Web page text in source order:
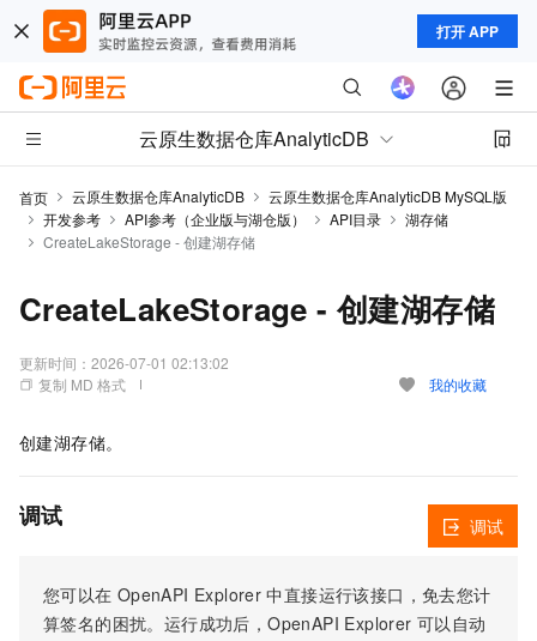
打开 APP
云原生数据仓库AnalyticDB
首页 云原生数据仓库AnalyticDB
云原生数据仓库AnalyticDB MySQL版
开发参考
API参考（企业版与湖仓版） API目录
湖存储
CreateLakeStorage - 创建湖存储
CreateLakeStorage - 创建湖存储
更新时间： 2026-07-01 02:13:02
复制 MD 格式
我的收藏
创建湖存储。
调试
您可以在 OpenAPI Explorer 中直接运行该接口，免去您计
算签名的困扰。运行成功后，OpenAPI Explorer 可以自动
调试